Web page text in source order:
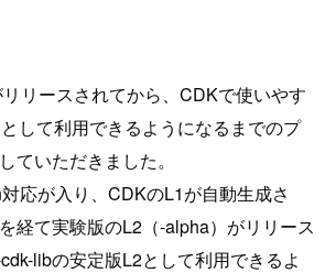
リースされてから、CDKで使いやす
して利用できるようになるまでのプ
ていただきました。
応が入り、CDKのL1が自動生成さ
経て実験版のL2（-alpha）がリリース
libの安定版L2として利用できるよ